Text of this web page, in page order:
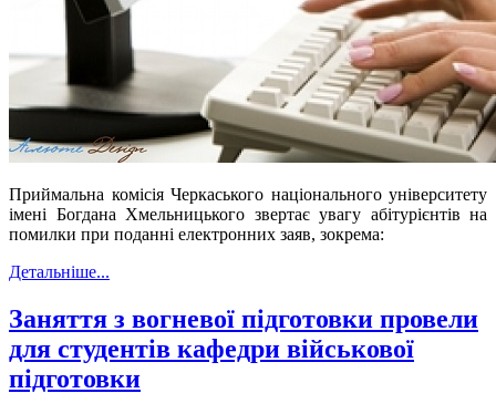
Приймальна комісія Черкаського національного університету
імені Богдана Хмельницького звертає увагу абітурієнтів на
помилки при поданні електронних заяв, зокрема:
Детальніше...
Заняття з вогневої підготовки провели
для студентів кафедри військової
підготовки